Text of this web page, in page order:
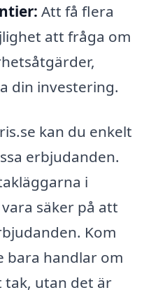
Att få flera
att fråga om
din investering.
kan du enkelt
erbjudanden.
i
säker på att
Kom
bara handlar om
utan det är